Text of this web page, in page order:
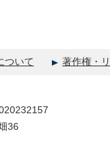
ついて 著作権・
36